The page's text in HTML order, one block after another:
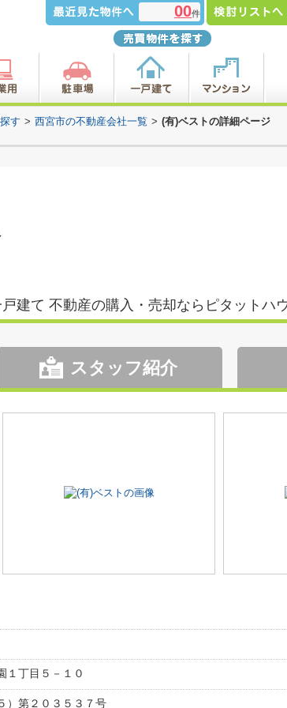
00件
す > 西宮市の不動産会社一覧 > (有)ベストの詳細ページ
建て 不動産の購入・売却ならピタットハ
スタッフ紹介
１丁目５－１０
）第２０３５３７号